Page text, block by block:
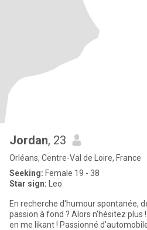
Jordan, 23
Orléans, Centre-Val de Loire, France
Seeking: Female 19 - 38
Star sign: Leo
En recherche d'humour spontanée,
passion à fond ? Alors n'hésitez
en me likant ! Passionné d'automobiles, de photographie, de